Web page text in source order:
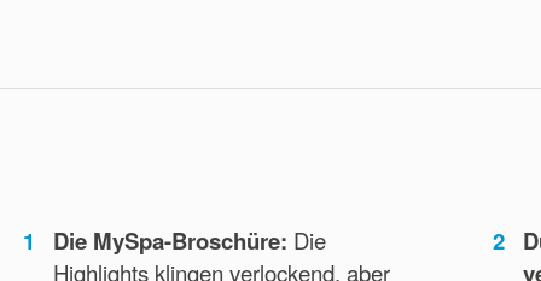
1 Die MySpa-Broschüre: Die
Highlights klingen verlockend, aber
2